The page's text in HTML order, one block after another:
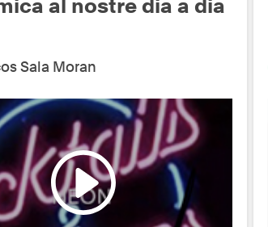
al nostre dia a dia
Sala Moran